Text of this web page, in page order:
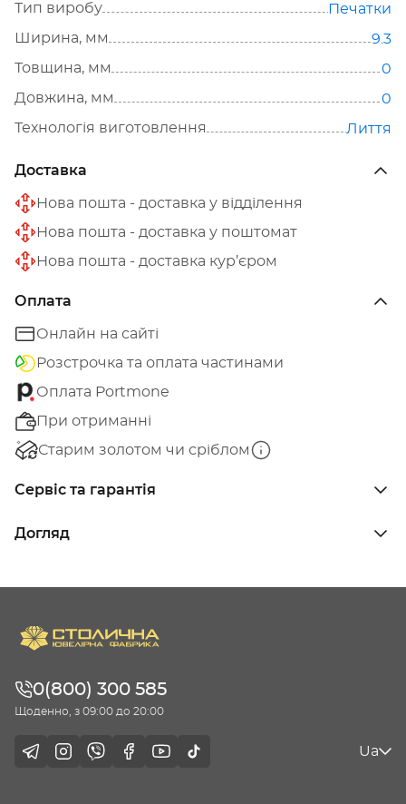
Тип виробу
Печатки
Ширина, мм
9.3
Товщина, мм
0
Довжина, мм
0
Технологія виготовлення
Лиття
Доставка
Нова пошта - доставка у відділення
Нова пошта - доставка у поштомат
Нова пошта - доставка кур’єром
Оплата
Онлайн на сайті
Розстрочка та оплата частинами
Оплата Portmone
При отриманні
Старим золотом чи сріблом
Сервіс та гарантія
Догляд
0(800) 300 585
Щоденно, з 09:00 до 20:00
Ua